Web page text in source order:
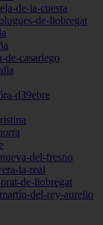
de-la-cuesta
de-llobregat
de-casariego
d39ebre
del-fresno
la-real
de-llobregat
del-rey-aurelio